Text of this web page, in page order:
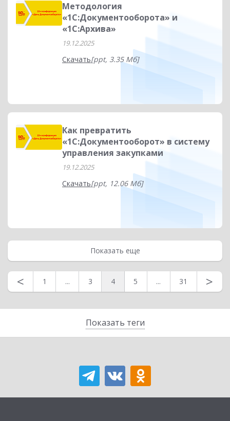
Показать теги
Методология
«1С:Документооборота» и
«1С:Архива»
19.12.2025
Скачать[ppt, 3.35 Мб]
Как превратить
«1С:Документооборот» в систему
управления закупками
19.12.2025
Скачать[ppt, 12.06 Мб]
Показать еще
< 1 ... 3 4 5 ... 31 >